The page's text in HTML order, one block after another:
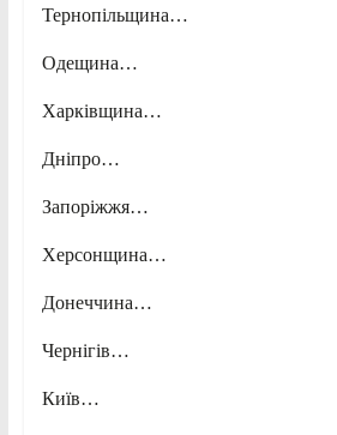
Тернопільщина…
Одещина…
Харківщина…
Дніпро…
Запоріжжя…
Херсонщина…
Донеччина…
Чернігів…
Київ…